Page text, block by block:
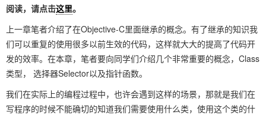
阅读，请点击这里。
上一章笔者介绍了在Objective-C里面继承的概念。有了继承的知识我
们可以重复的使用很多以前生效的代码，这样就大大的提高了代码开
发的效率。在本章，笔者要向同学们介绍几个非常重要的概念，Class
类型， 选择器Selector以及指针函数。
我们在实际上的编程过程中，也许会遇到这样的场景，那就是我们在
写程序的时候不能确切的知道我们需要使用什么类，使用这个类的什